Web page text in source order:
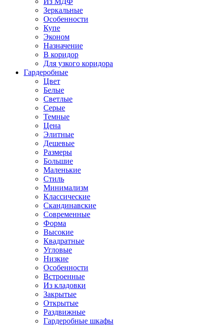
Зеркальные
Особенности
Купе
Эконом
Назначение
В коридор
Для узкого коридора
Гардеробные
Цвет
Белые
Светлые
Серые
Темные
Цена
Элитные
Дешевые
Размеры
Большие
Маленькие
Стиль
Минимализм
Классические
Скандинавские
Современные
Форма
Высокие
Квадратные
Угловые
Низкие
Особенности
Встроенные
Из кладовки
Закрытые
Открытые
Раздвижные
Гардеробные шкафы